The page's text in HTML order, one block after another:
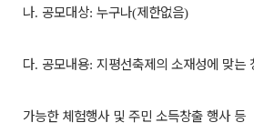
나. 공모대상: 누구나(제한없음)
다. 공모내용: 지평선축제의 소재성에 맞는
가능한 체험행사 및 주민 소득창출 행사 등